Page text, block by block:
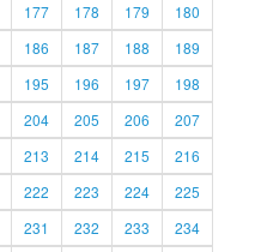
177 178 179
180
186 187 188
189
195 196 197
198
204 205 206
207
213 214 215
216
222 223 224
225
231 232 233
234